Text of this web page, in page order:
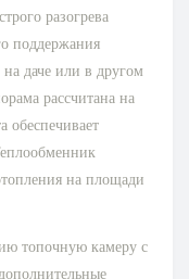
разогрева
поддержания
даче или в другом
рассчитана на
обеспечивает
на площади
топочную камеру с